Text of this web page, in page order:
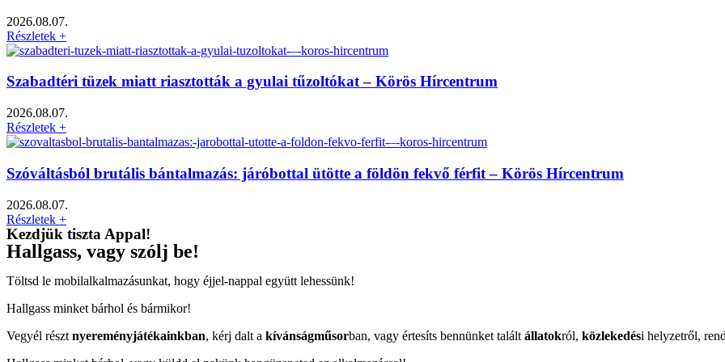
2026.08.07.
Részletek +
Szabadtéri tüzek miatt riasztották a gyulai tűzoltókat – Körös Hírcentrum
2026.08.07.
Részletek +
Szóváltásból brutális bántalmazás: járóbottal ütötte a földön fekvő férfit – Körös Hírcentrum
2026.08.07.
Részletek +
Kezdjük tiszta Appal!
Hallgass, vagy szólj be!
Töltsd le mobilalkalmazásunkat, hogy éjjel-nappal együtt lehessünk!
Hallgass minket bárhol és bármikor!
Vegyél részt nyereményjátékainkban, kérj dalt a kívánságműsorban, vagy értesíts bennünket talált állatokról, közlekedési helyzetről,